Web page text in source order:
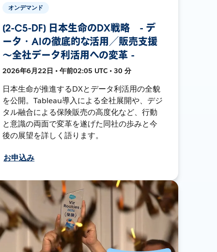
オンデマンド
[2-C5-DF] 日本生命のDX戦略 - デ
ータ・AIの徹底的な活用／販売支援
～全社データ利活用への変革 -
2026年6月22日 • 午前02:05 UTC • 30 分
日本生命が推進するDXとデータ利活用の全貌
を公開。Tableau導入による全社展開や、デジ
タル融合による保険販売の高度化など、行動
と意識の両面で変革を遂げた同社の歩みと今
後の展望を詳しく語ります。
お申込み